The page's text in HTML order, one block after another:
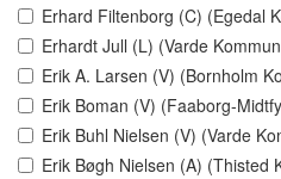
Erhard Filtenborg (C) (Egedal
Erhardt Jull (L) (Varde
Erik A. Larsen (V) (Bornholm
Erik Boman (V) (Faaborg-
Erik Buhl Nielsen (V) (Varde
Erik Bøgh Nielsen (A) (Thisted